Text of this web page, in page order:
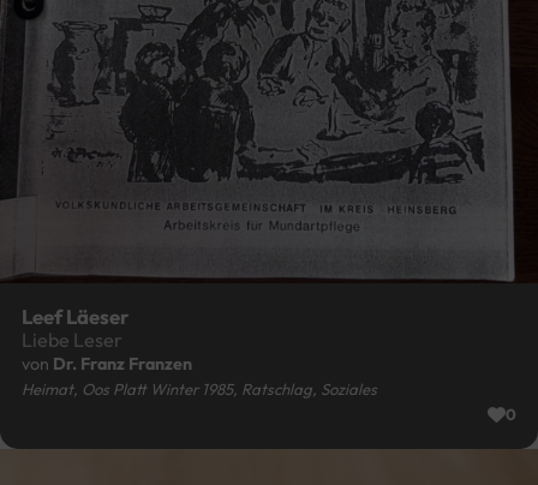
Leef Läeser
Liebe Leser
von Dr. Franz Franzen
Heimat, Oos Platt Winter 1985, Ratschlag, Soziales
0